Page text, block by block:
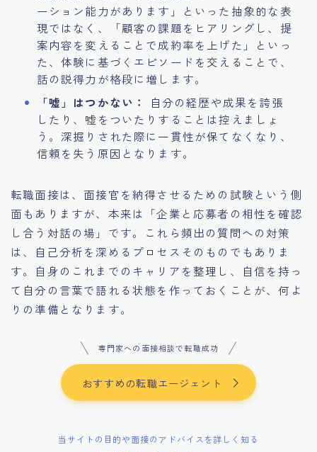
ーション能力があります」といった抽象的な表
現ではなく、「顧客の課題をヒアリングし、提
案内容を変えることで成約率を上げた」といっ
た、体験に基づくエピソードを交えることで、
話の説得力が格段に増します。
「嘘」はつかない：
自分の経歴や成果を誇張
したり、嘘をついたりすることは控えましょ
う。深掘りされた際に一貫性が保てなくなり、
信頼を失う原因となります。
転職面接は、面接官を納得させるための試験という側
面もありますが、本来は「企業と応募者の相性を確認
し合う対話の場」です。これら頻出の質問への対策
は、自己分析を深めるプロセスそのものでもありま
す。自身のこれまでのキャリアを整理し、自信を持っ
て自分の言葉で語れる状態を作っておくことが、何よ
りの準備となります。
専門家への面接相談で転職成功
おすすめの転職エージェント
当サイトの目的や面接のアドバイスを詳しく知る